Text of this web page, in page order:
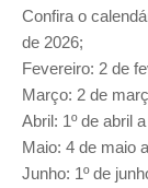
Confira o
de 2026;
Fevereiro: 2 de
Março: 2 de
Abril: 1º de abril
Maio: 4 de maio
Junho: 1º de